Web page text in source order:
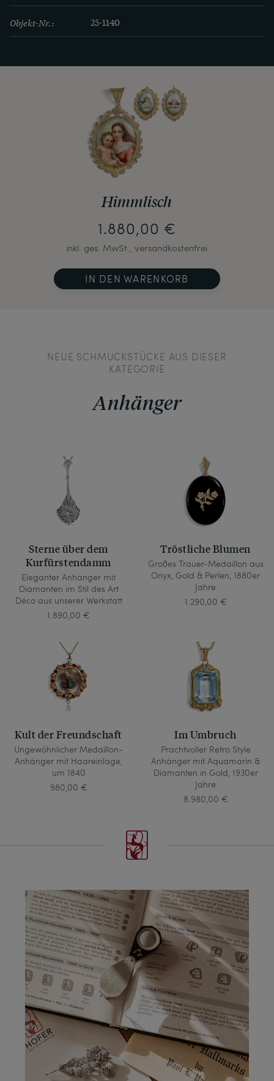
Objekt-Nr.: 25-1140
Himmlisch
1.880,00 €
inkl. ges. MwSt., versandkostenfrei
IN DEN WARENKORB
NEUE SCHMUCKSTÜCKE AUS DIESER
KATEGORIE
Anhänger
Sterne über dem
Kurfürstendamm
Eleganter Anhänger mit
Diamanten im Stil des Art
Déco aus unserer Werkstatt
1.890,00 €
Tröstliche Blumen
Großes Trauer-Medaillon aus
Onyx, Gold & Perlen, 1880er
Jahre
1.290,00 €
Kult der Freundschaft
Ungewöhnlicher Medaillon-
Anhänger mit Haareinlage,
um 1840
980,00 €
Im Umbruch
Prachtvoller Retro Style
Anhänger mit Aquamarin &
Diamanten in Gold, 1930er
Jahre
8.980,00 €